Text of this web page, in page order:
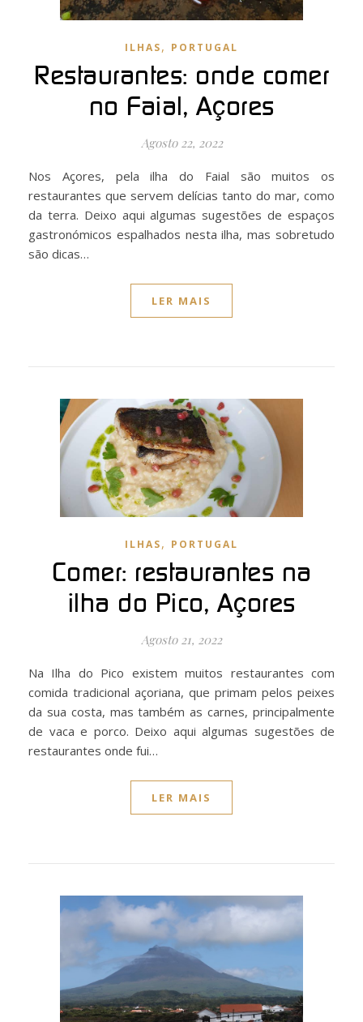
ILHAS, PORTUGAL
Restaurantes: onde comer
no Faial, Açores
Agosto 22, 2022
Nos Açores, pela ilha do Faial são muitos os
restaurantes que servem delícias tanto do mar, como
da terra. Deixo aqui algumas sugestões de espaços
gastronómicos espalhados nesta ilha, mas sobretudo
são dicas…
LER MAIS
ILHAS, PORTUGAL
Comer: restaurantes na
ilha do Pico, Açores
Agosto 21, 2022
Na Ilha do Pico existem muitos restaurantes com
comida tradicional açoriana, que primam pelos peixes
da sua costa, mas também as carnes, principalmente
de vaca e porco. Deixo aqui algumas sugestões de
restaurantes onde fui…
LER MAIS